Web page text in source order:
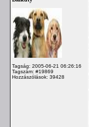
Tagság: 2005-06-21 06:26:16
Tagszám: #19869
Hozzászólások: 39428